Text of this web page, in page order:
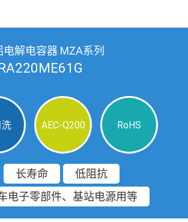
解电容器 MZA系列
AEC-Q200 RoHS
长寿命
低阻抗
电子零部件、基站电源用等